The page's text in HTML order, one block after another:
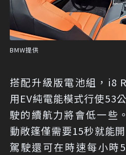
BMW提供
搭配升級版電池組，i8
用EV純電能模式行使53
駛的續航力將會低一些
動敞篷僅需要15秒就能
駕駛還可在時速每小時